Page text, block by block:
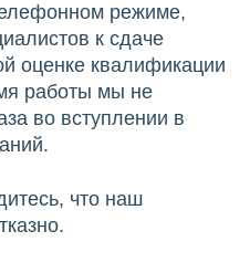
режиме,
к сдаче
оценке квалификации
работы мы не
во вступлении в
что наш